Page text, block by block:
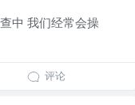
中 我们经常会操
评论